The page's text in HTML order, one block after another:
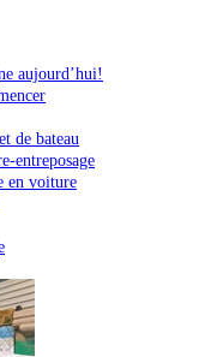
aujourd’hui!
de bateau
entreposage
en voiture